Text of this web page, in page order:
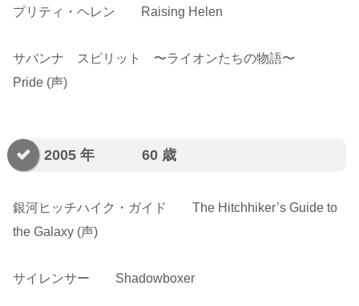
プリティ・ヘレン Raising Helen
サバンナ スピリット 〜ライオンたちの物語〜
Pride (声)
2005 年 60 歳
銀河ヒッチハイク・ガイド The Hitchhiker’s Guide to
the Galaxy (声)
サイレンサー Shadowboxer